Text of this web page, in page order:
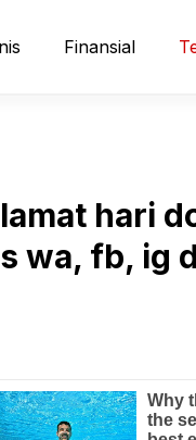
Finansial
hari
wa, fb, ig